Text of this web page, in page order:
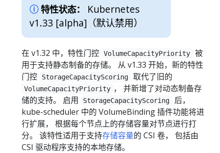
特性状态：
Kubernetes
v1.33 [alpha] （默认禁用）
在 v1.32 中，特性门控 VolumeCapacityPriority
被
用于支持静态制备的存储。 从 v1.33 开始，新的特性
门控
StorageCapacityScoring 取代了旧的
VolumeCapacityPriority ， 并新增了对动态制备存
储的支持。 启用
StorageCapacityScoring
后，
kube-scheduler 中的 VolumeBinding 插件功能将进
行扩展， 根据每个节点上的存储容量对节点进行打
分。 该特性适用于支持存储容量的 CSI 卷， 包括由
CSI 驱动程序支持的本地存储。